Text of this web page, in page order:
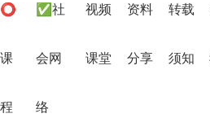
⭕
课
程
✅社
会网
络
视频
课堂
资料
分享
转载
须知